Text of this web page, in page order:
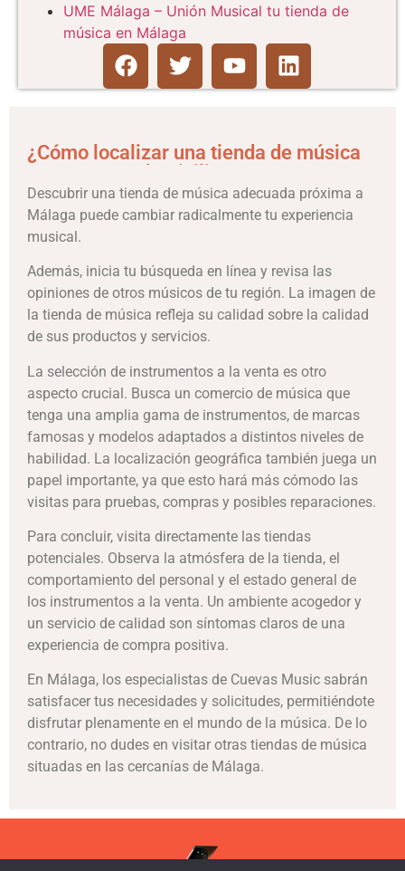
UME Málaga – Unión Musical tu tienda de
música en Málaga
¿Cómo localizar una tienda de música
cercana a tu domicilio?
Descubrir una tienda de música adecuada próxima a
Málaga puede cambiar radicalmente tu experiencia
musical.
Además, inicia tu búsqueda en línea y revisa las
opiniones de otros músicos de tu región. La imagen de
la tienda de música refleja su calidad sobre la calidad
de sus productos y servicios.
La selección de instrumentos a la venta es otro
aspecto crucial. Busca un comercio de música que
tenga una amplia gama de instrumentos, de marcas
famosas y modelos adaptados a distintos niveles de
habilidad. La localización geográfica también juega un
papel importante, ya que esto hará más cómodo las
visitas para pruebas, compras y posibles reparaciones.
Para concluir, visita directamente las tiendas
potenciales. Observa la atmósfera de la tienda, el
comportamiento del personal y el estado general de
los instrumentos a la venta. Un ambiente acogedor y
un servicio de calidad son síntomas claros de una
experiencia de compra positiva.
En Málaga, los especialistas de Cuevas Music sabrán
satisfacer tus necesidades y solicitudes, permitiéndote
disfrutar plenamente en el mundo de la música. De lo
contrario, no dudes en visitar otras tiendas de música
situadas en las cercanías de Málaga.